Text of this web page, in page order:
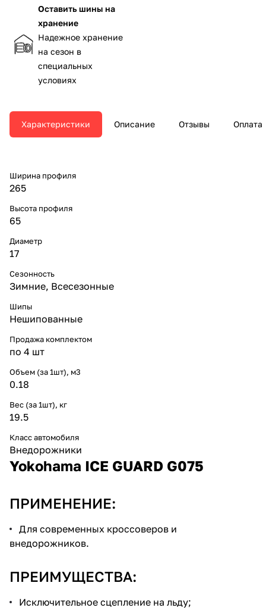
Оставить шины на
хранение
Надежное хранение
на сезон в
специальных
условиях
Характеристики Описание Отзывы Оплата
Ширина профиля
265
Высота профиля
65
Диаметр
17
Сезонность
Зимние, Всесезонные
Шипы
Нешипованные
Продажа комплектом
по 4 шт
Объем (за 1шт), м3
0.18
Вес (за 1шт), кг
19.5
Класс автомобиля
Внедорожники
Yokohama ICE GUARD G075
ПРИМЕНЕНИЕ:
Для современных кроссоверов и
внедорожников.
ПРЕИМУЩЕСТВА:
Исключительное сцепление на льду;